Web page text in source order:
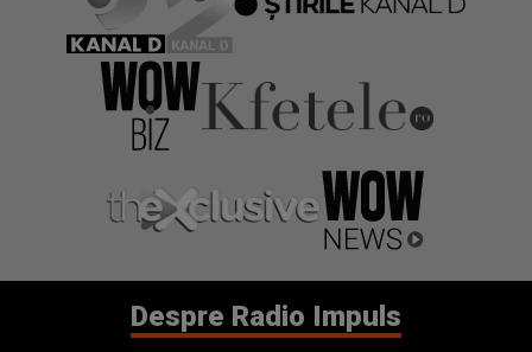
Despre Radio Impuls